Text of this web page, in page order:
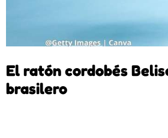
El ratón cordobés
brasilero